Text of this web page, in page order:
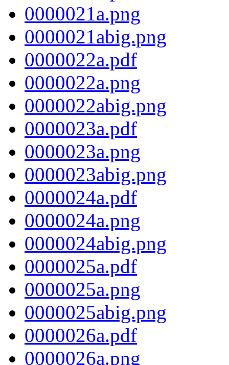
0000021a.png
0000021abig.png
0000022a.pdf
0000022a.png
0000022abig.png
0000023a.pdf
0000023a.png
0000023abig.png
0000024a.pdf
0000024a.png
0000024abig.png
0000025a.pdf
0000025a.png
0000025abig.png
0000026a.pdf
0000026a.png